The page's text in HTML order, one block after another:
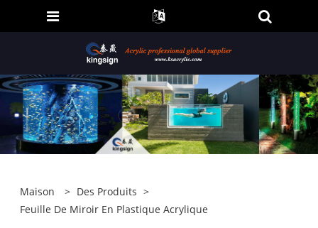
Maison > Des Produits >
Feuille De Miroir En Plastique Acrylique